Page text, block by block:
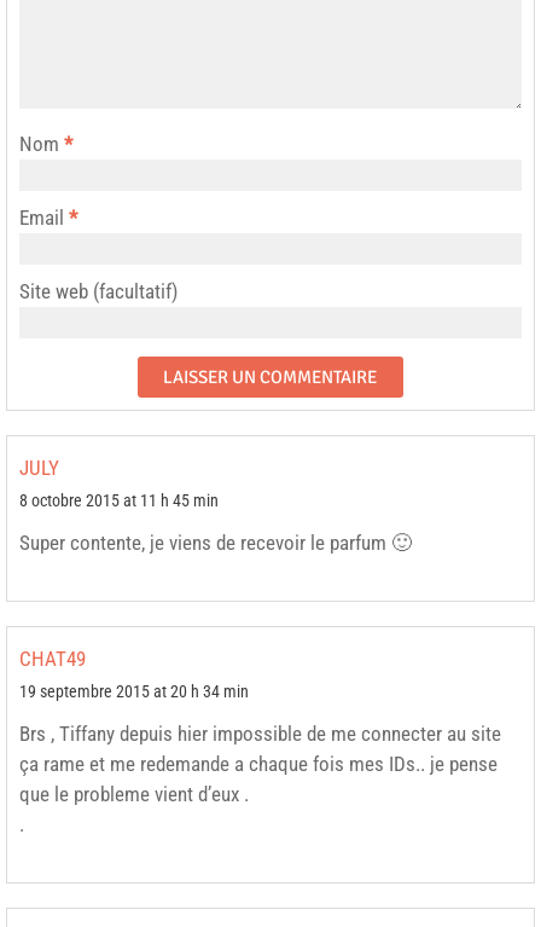
Nom *
Email *
Site web (facultatif)
JULY
8 octobre 2015 at 11 h 45 min
Super contente, je viens de recevoir le parfum 🙂
CHAT49
19 septembre 2015 at 20 h 34 min
Brs , Tiffany depuis hier impossible de me connecter au site
ça rame et me redemande a chaque fois mes IDs.. je pense
que le probleme vient d’eux .
.